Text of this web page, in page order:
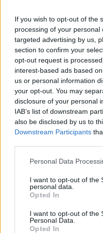
If you wish to opt-out of the
processing of your
targeted advertising by us,
section to confirm your
opt-out request is
interest-based ads based
us or personal information
your opt-out. You may
disclosure of your personal
IAB’s list of downstream
also be disclosed by us to
Downstream Participants
Please note that this
not limited to your visit or
grant or deny consent to
use your data for below
consent section.
Personal Data
I want to opt-out of the
personal data.
Opted In
I want to opt-out of the
Personal Data.
Opted In
A tantestületek, a
támogatását is élvező
utasított vissza a
nyári szünet elején
szeptemberben több
intézményvezető
Népszava
Olyan
volt valamilyen
polgári
ilyen a budapesti
kispesti Károlyi Mihály
Tannyelvű